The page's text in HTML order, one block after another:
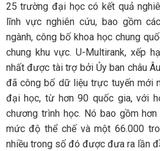
25 trường đại học có kết quả
lĩnh vực nghiên cứu, bao gồm
ngành, công bố khoa học chung
chung khu vực. U-Multirank, xếp
nhất được tài trợ bởi Ủy ban châu
đã công bố dữ liệu trực tuyến mới
đại học, từ hơn 90 quốc gia, với
chương trình học. Nó bao gồm
mức độ thể chế và một 66.000
nhiều trong số đó được đưa ra lần